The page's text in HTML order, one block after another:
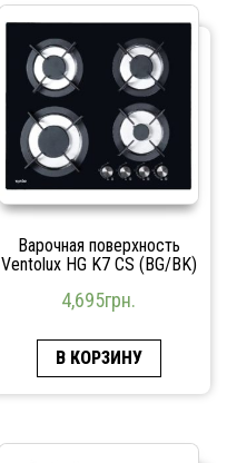
Варочная поверхность
Ventolux HG K7 CS (BG/BK)
4,695грн.
В КОРЗИНУ